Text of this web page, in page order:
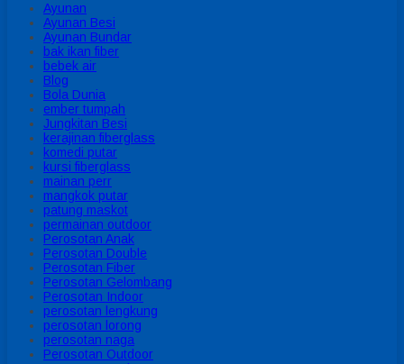
Ayunan
Ayunan Besi
Ayunan Bundar
bak ikan fiber
bebek air
Blog
Bola Dunia
ember tumpah
Jungkitan Besi
kerajinan fiberglass
komedi putar
kursi fiberglass
mainan perr
mangkok putar
patung maskot
permainan outdoor
Perosotan Anak
Perosotan Double
Perosotan Fiber
Perosotan Gelombang
Perosotan Indoor
perosotan lengkung
perosotan lorong
perosotan naga
Perosotan Outdoor